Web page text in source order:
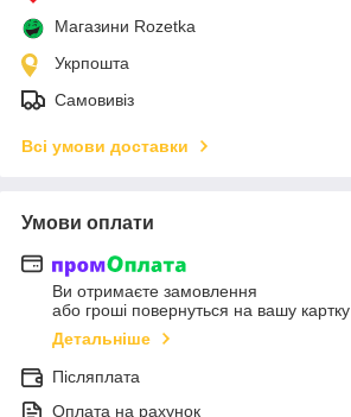
Магазини Rozetka
Укрпошта
Самовивіз
Всі умови доставки
Умови оплати
Ви отримаєте замовлення
або гроші повернуться на вашу картку
Детальніше
Післяплата
Оплата на рахунок